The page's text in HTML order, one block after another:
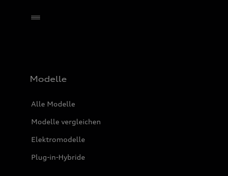
Modelle
Alle Modelle
Modelle vergleichen
Elektromodelle
Plug-in-Hybride